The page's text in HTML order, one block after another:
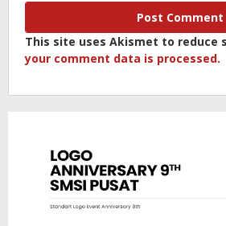
This site uses Akismet to reduce
your comment data is processed.